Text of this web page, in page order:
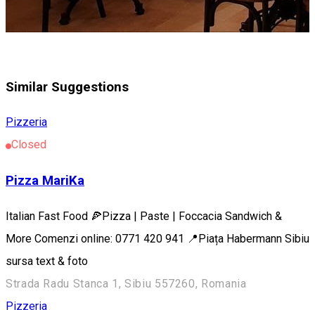
Similar Suggestions
Pizzeria
Closed
Pizza MariKa
Italian Fast Food 🍕Pizza | Paste | Foccacia Sandwich &
More Comenzi online: 0771 420 941 📍Piața Habermann Sibiu
sursa text & foto
Strada Radu Stanca 1, Sibiu 557260, Romania
Pizzeria